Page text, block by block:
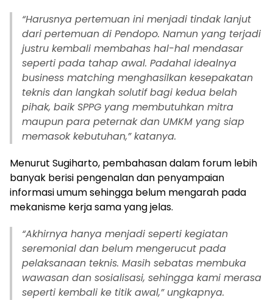
“Harusnya pertemuan ini menjadi tindak lanjut
dari pertemuan di Pendopo. Namun yang terjadi
justru kembali membahas hal-hal mendasar
seperti pada tahap awal. Padahal idealnya
business matching menghasilkan kesepakatan
teknis dan langkah solutif bagi kedua belah
pihak, baik SPPG yang membutuhkan mitra
maupun para peternak dan UMKM yang siap
memasok kebutuhan,” katanya.
Menurut Sugiharto, pembahasan dalam forum lebih
banyak berisi pengenalan dan penyampaian
informasi umum sehingga belum mengarah pada
mekanisme kerja sama yang jelas.
“Akhirnya hanya menjadi seperti kegiatan
seremonial dan belum mengerucut pada
pelaksanaan teknis. Masih sebatas membuka
wawasan dan sosialisasi, sehingga kami merasa
seperti kembali ke titik awal,” ungkapnya.